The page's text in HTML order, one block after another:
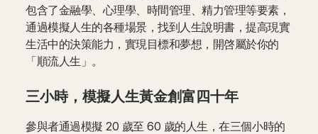
包含了金融學、心理學、時間管理、精力管理等要素，
通過模擬人生的各種場景，找到人生說明書，提高現實
生活中的決策能力，實現目標和夢想，開啓屬於你的
「順流人生」。
三小時，模擬人生黃金創富四十年
參與者通過模擬 20 歲至 60 歲的人生，在三個小時的